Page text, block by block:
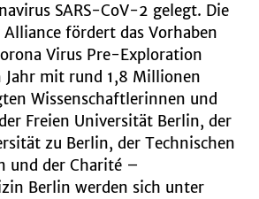
SARS-CoV-2 gelegt. Die
fördert das Vorhaben
Virus Pre-Exploration
Jahr mit rund 1,8 Millionen
Wissenschaftlerinnen und
Freien Universität Berlin, der
zu Berlin, der Technischen
und der Charité –
Berlin werden sich unter